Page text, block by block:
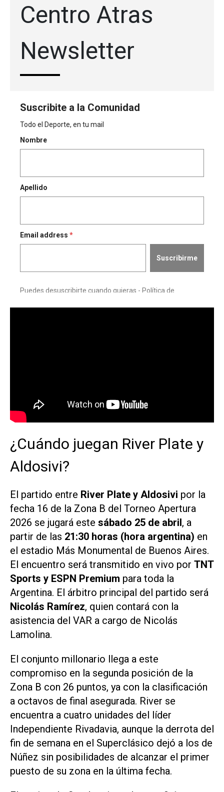
¿Cuándo juegan River Plate y
Aldosivi?
El partido entre River Plate y Aldosivi por la
fecha 16 de la Zona B del Torneo Apertura
2026 se jugará este sábado 25 de abril, a
partir de las 21:30 horas (hora argentina) en
el estadio Más Monumental de Buenos Aires.
El encuentro será transmitido en vivo por TNT
Sports y ESPN Premium para toda la
Argentina. El árbitro principal del partido será
Nicolás Ramírez, quien contará con la
asistencia del VAR a cargo de Nicolás
Lamolina.
El conjunto millonario llega a este
compromiso en la segunda posición de la
Zona B con 26 puntos, ya con la clasificación
a octavos de final asegurada. River se
encuentra a cuatro unidades del líder
Independiente Rivadavia, aunque la derrota del
fin de semana en el Superclásico dejó a los de
Núñez sin posibilidades de alcanzar el primer
puesto de su zona en la última fecha.